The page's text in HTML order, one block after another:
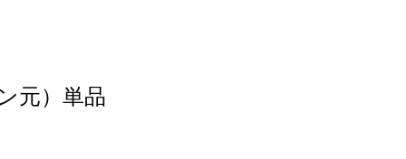
日祝い
5,001〜7,000円
元）単品